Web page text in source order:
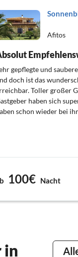
Afitos
gepflegte und
doch ist das
Toller großer
haben sich
schon wieder bei
100€ Nacht
in